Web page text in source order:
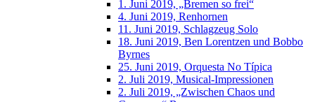
1. Juni 2019, „Bremen so frei“
4. Juni 2019, Renhornen
11. Juni 2019, Schlagzeug Solo
18. Juni 2019, Ben Lorentzen und Bobbo
Byrnes
25. Juni 2019, Orquesta No Típica
2. Juli 2019, Musical-Impressionen
2. Juli 2019, „Zwischen Chaos und